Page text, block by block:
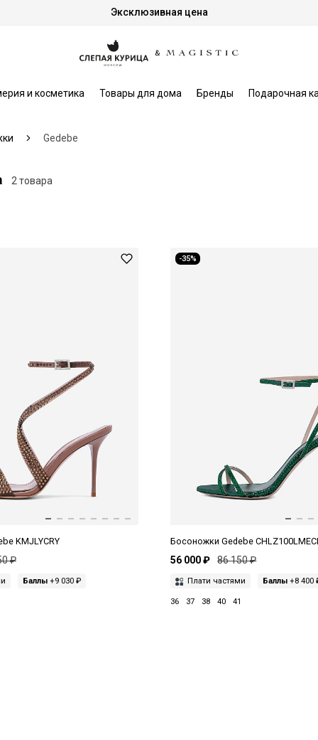
Эксклюзивная цена
и косметика Товары для дома Бренды Подарочная
Gedebe
2 товара
KMJLYCRY
₽
Баллы +9 030 ₽
-35%
Босоножки Gedebe
56 000 ₽ 86 150 ₽
Плати частями Баллы +8 400
36 37 38 40 41